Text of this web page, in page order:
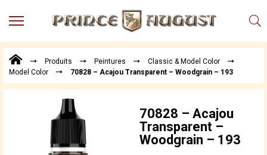
MENU
Points
de
Vente
Actualités
Téléchargements
Produits Peintures
Classic & Model Color
Model Color
70828 – Acajou Transparent – Woodgrain – 193
70828 – Acajou
Transparent –
Woodgrain – 193